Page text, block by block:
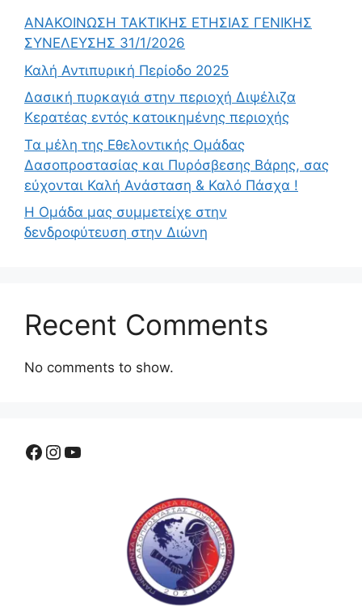
ΑΝΑΚΟΙΝΩΣΗ ΤΑΚΤΙΚΗΣ ΕΤΗΣΙΑΣ ΓΕΝΙΚΗΣ
ΣΥΝΕΛΕΥΣΗΣ 31/1/2026
Καλή Αντιπυρική Περίοδο 2025
Δασική πυρκαγιά στην περιοχή Διψέλιζα
Κερατέας εντός κατοικημένης περιοχής
Τα μέλη της Εθελοντικής Ομάδας
Δασοπροστασίας και Πυρόσβεσης Βάρης, σας
εύχονται Καλή Ανάσταση & Καλό Πάσχα !
Η Ομάδα μας συμμετείχε στην
δενδροφύτευση στην Διώνη
Recent Comments
No comments to show.